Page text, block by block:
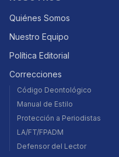
Quiénes Somos
Nuestro Equipo
Política Editorial
Correcciones
Código Deontológico
Manual de Estilo
Protección a Periodistas
LA/FT/FPADM
Defensor del Lector